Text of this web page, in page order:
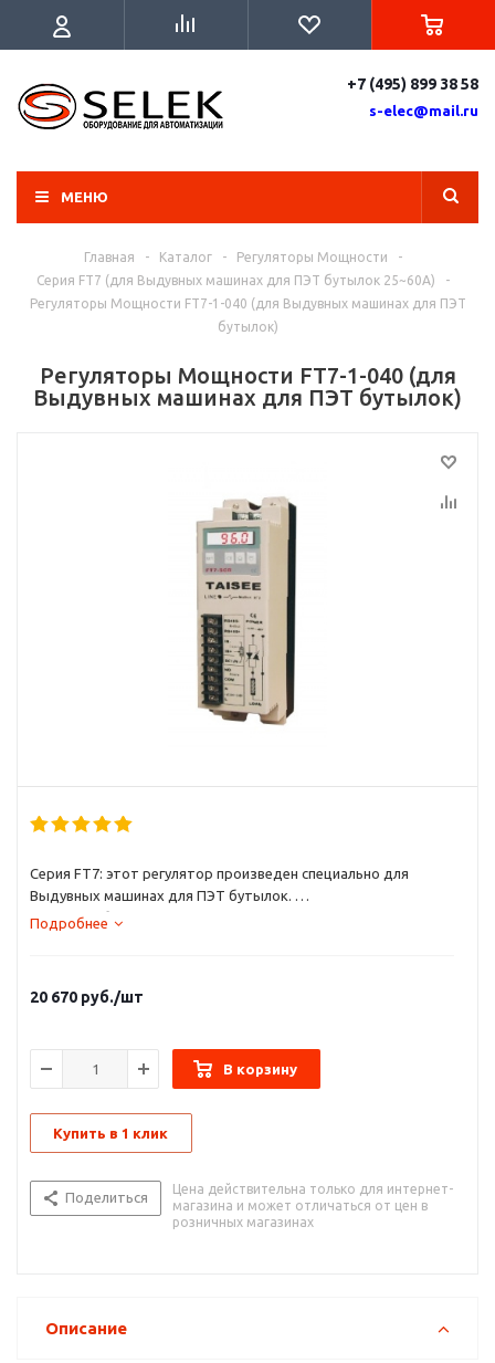
+7 (495) 899 38 58
s-elec@mail.ru
МЕНЮ
Главная - Каталог - Регуляторы Мощности
-
Серия FT7 (для Выдувных машинах для ПЭТ бутылок 25~60A)
-
Регуляторы Мощности FT7-1-040 (для Выдувных машинах для ПЭТ
бутылок)
Регуляторы Мощности FT7-1-040 (для
Выдувных машинах для ПЭТ бутылок)
Серия FT7: этот регулятор произведен специально для
Выдувных машинах для ПЭТ бутылок.
Малогабаритный;
Выбираемые управляющие аналоговые сигналы: 0-20 мА,
регулируемое время плавного включения и выключения
Подробнее
20 670 руб./шт
В корзину
Купить в 1 клик
Поделиться
Цена действительна только для интернет-
магазина и может отличаться от цен в
розничных магазинах
Описание